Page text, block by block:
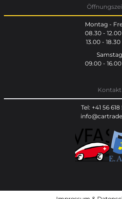
Montag -
08.30 -
13.00 -
Samstag
09.00 -
Kontakt
Tel: +41 56